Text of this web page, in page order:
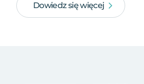
Dowiedz się więcej